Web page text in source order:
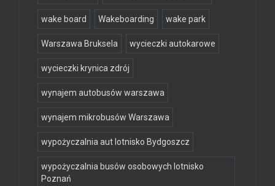
wake board Wakeboarding wake park
Warszawa Bruksela wycieczki autokarowe
wycieczki krynica zdrój
wynajem autobusów warszawa
wynajem mikrobusów Warszawa
wypożyczalnia aut lotnisko Bydgoszcz
wypożyczalnia busów osobowych lotnisko
Poznań